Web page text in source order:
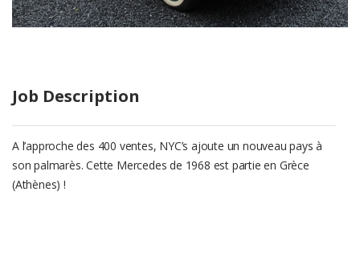
Job Description
A l’approche des 400 ventes, NYC’s ajoute un nouveau pays à
son palmarès. Cette Mercedes de 1968 est partie en Grèce
(Athènes) !